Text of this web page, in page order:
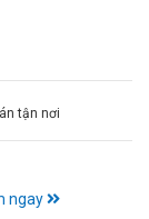
tận nơi
ngay